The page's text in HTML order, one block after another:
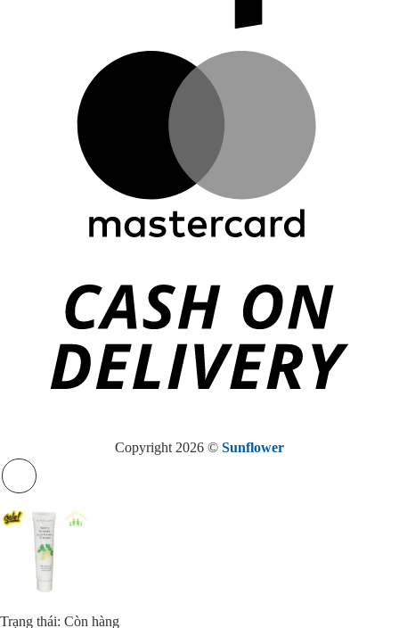
Copyright 2026 © Sunflower
Trạng thái: Còn hàng